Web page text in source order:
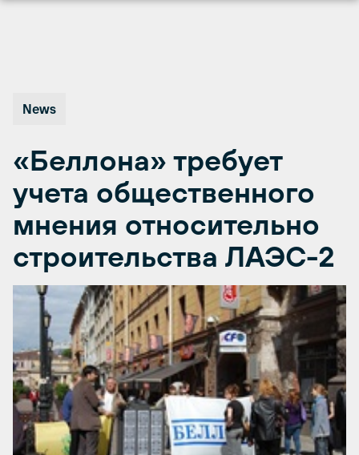
News
«Беллона» требует
учета общественного
мнения относительно
строительства ЛАЭС-2